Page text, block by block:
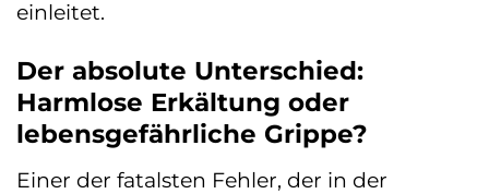
einleitet.
Der absolute Unterschied:
Harmlose Erkältung oder
lebensgefährliche Grippe?
Einer der fatalsten Fehler, der in der